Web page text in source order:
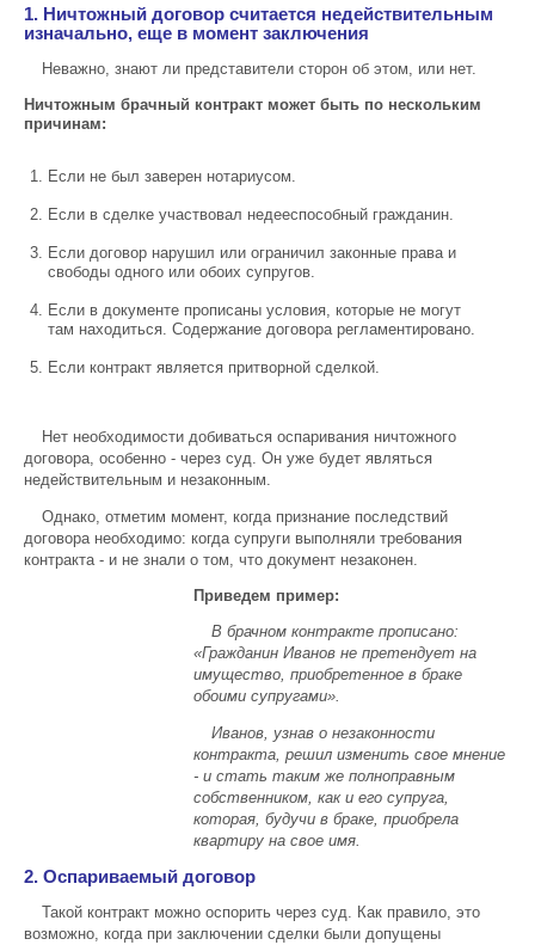
1. Ничтожный договор считается недействительным
изначально, еще в момент заключения
Неважно, знают ли представители сторон об этом, или нет.
Ничтожным брачный контракт может быть по нескольким
причинам:
Если не был заверен нотариусом.
Если в сделке участвовал недееспособный гражданин.
Если договор нарушил или ограничил законные права и
свободы одного или обоих супругов.
Если в документе прописаны условия, которые не могут
там находиться. Содержание договора регламентировано.
Если контракт является притворной сделкой.
Нет необходимости добиваться оспаривания ничтожного
договора, особенно - через суд. Он уже будет являться
недействительным и незаконным.
Однако, отметим момент, когда признание последствий
договора необходимо: когда супруги выполняли требования
контракта - и не знали о том, что документ незаконен.
Приведем пример:
В брачном контракте прописано:
«Гражданин Иванов не претендует на
имущество, приобретенное в браке
обоими супругами».
Иванов, узнав о незаконности
контракта, решил изменить свое мнение
-и стать таким же полноправным
собственником, как и его супруга,
которая, будучи в браке, приобрела
квартиру на свое имя.
2. Оспариваемый договор
Такой контракт можно оспорить через суд. Как правило, это
возможно, когда при заключении сделки были допущены